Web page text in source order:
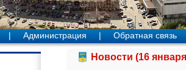
| Администрация | Обратная связь
Новости (16